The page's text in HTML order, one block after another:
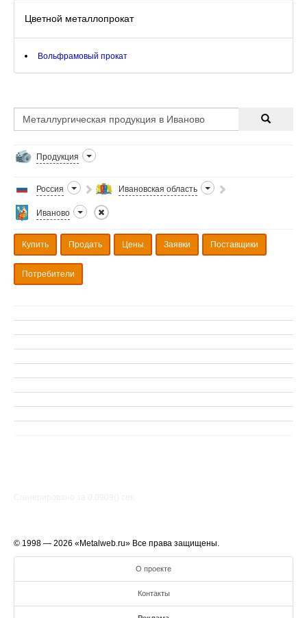
Цветной металлопрокат
Вольфрамовый прокат
Продукция
Россия Ивановская область
Иваново
Купить Продать Цены Заявки Поставщики
Потребители
© 1998 — 2026 «Metalweb.ru» Все права защищены.
О проекте
Контакты